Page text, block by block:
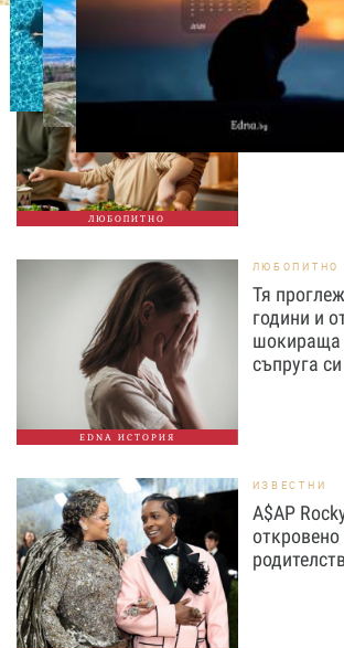
ЛЮБОПИТНО
ЛЮБОПИТНО
Тайната
вечеря не
сложната
EDNA ИСТОРИЯ
ЛЮБОПИТНО
Тя
години и
шокираща
съпруга си
ИЗВЕСТНИ
A$AP